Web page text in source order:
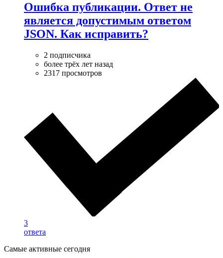
Ошибка публикации. Ответ не
является допустимым ответом
JSON. Как исправить?
2 подписчика
более трёх лет назад
2317 просмотров
3
ответа
Самые активные сегодня